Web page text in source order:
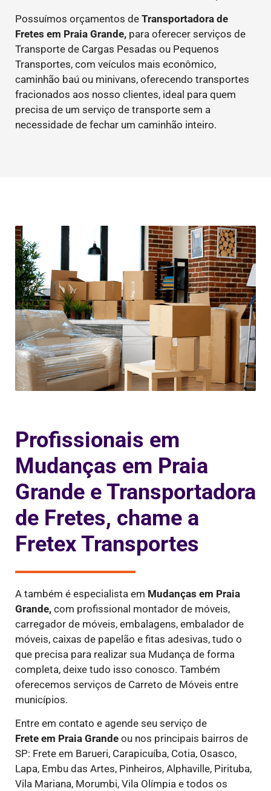
Possuímos orçamentos de Transportadora de
Fretes em Praia Grande, para oferecer serviços de
Transporte de Cargas Pesadas ou Pequenos
Transportes, com veículos mais econômico,
caminhão baú ou minivans, oferecendo transportes
fracionados aos nosso clientes, ideal para quem
precisa de um serviço de transporte sem a
necessidade de fechar um caminhão inteiro.
Profissionais em
Mudanças em Praia
Grande e Transportadora
de Fretes, chame a
Fretex Transportes
A também é especialista em Mudanças em Praia
Grande, com profissional montador de móveis,
carregador de móveis, embalagens, embalador de
móveis, caixas de papelão e fitas adesivas, tudo o
que precisa para realizar sua Mudança de forma
completa, deixe tudo isso conosco. Também
oferecemos serviços de Carreto de Móveis entre
municípios.
Entre em contato e agende seu serviço de
Frete em Praia Grande ou nos principais bairros de
SP: Frete em Barueri, Carapicuíba, Cotia, Osasco,
Lapa, Embu das Artes, Pinheiros, Alphaville, Pirituba,
Vila Mariana, Morumbi, Vila Olímpia e todos os